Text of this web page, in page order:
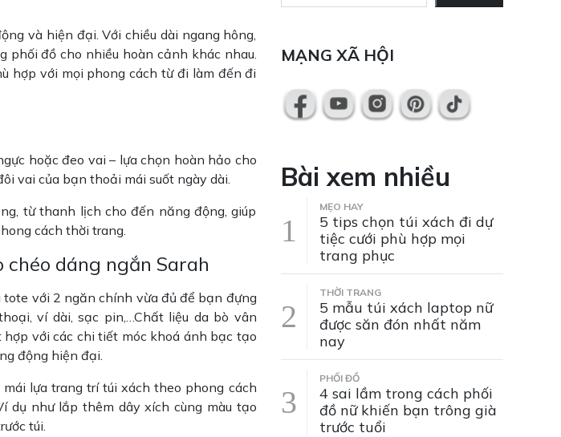
và hiện đại. Với chiều dài ngang hông,
phối đồ cho nhiều hoàn cảnh khác nhau.
hợp với mọi phong cách từ đi làm đến đi
hoặc đeo vai – lựa chọn hoàn hảo cho
vai của bạn thoải mái suốt ngày dài.
từ thanh lịch cho đến năng động, giúp
cách thời trang.
chéo dáng ngắn Sarah
tote với 2 ngăn chính vừa đủ để bạn đựng
ví dài, sạc pin,…Chất liệu da bò vân
với các chi tiết móc khoá ánh bạc tạo
động hiện đại.
lựa trang trí túi xách theo phong cách
dụ như lắp thêm dây xích cùng màu tạo
túi.
MẠNG XÃ HỘI
Bài xem nhiều
MẸO HAY
5 tips chọn túi xách đi dự
tiệc cưới phù hợp mọi
trang phục
THỜI TRANG
5 mẫu túi xách laptop nữ
được săn đón nhất năm
nay
PHỐI ĐỒ
4 sai lầm trong cách phối
đồ nữ khiến bạn trông già
trước tuổi